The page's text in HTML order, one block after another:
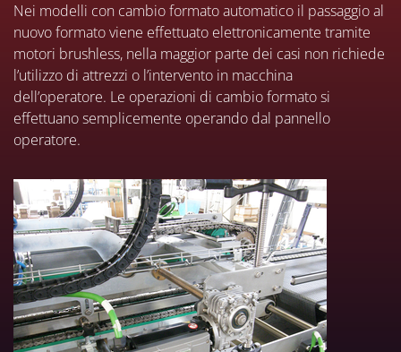
Nei modelli con cambio formato automatico il passaggio al
nuovo formato viene effettuato elettronicamente tramite
motori brushless, nella maggior parte dei casi non richiede
l’utilizzo di attrezzi o l’intervento in macchina
dell’operatore. Le operazioni di cambio formato si
effettuano semplicemente operando dal pannello
operatore.